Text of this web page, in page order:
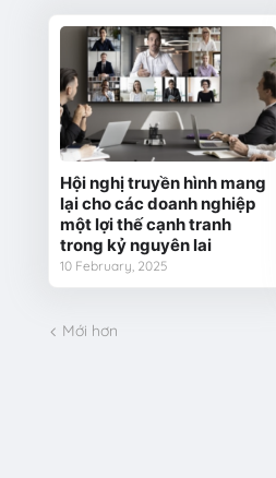
Hội nghị truyền hình mang
lại cho các doanh nghiệp
một lợi thế cạnh tranh
trong kỷ nguyên lai
10 February, 2025
Mới hơn